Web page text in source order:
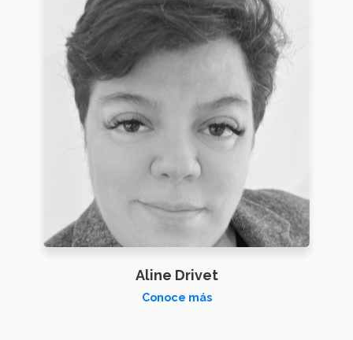
Aline Drivet
Conoce más